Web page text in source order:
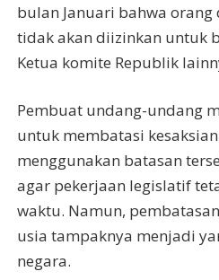
bulan Januari bahwa
tidak akan diizinkan untuk
Ketua komite Republik
Pembuat undang-undang
untuk membatasi
menggunakan batasan
agar pekerjaan legislatif
waktu. Namun,
usia tampaknya menjadi
negara.